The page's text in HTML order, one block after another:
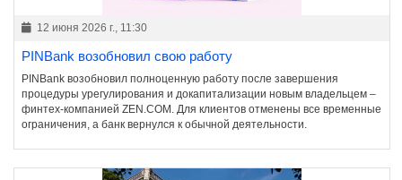
12 июня 2026 г., 11:30
PINBank возобновил свою работу
PINBank возобновил полноценную работу после завершения
процедуры урегулирования и докапитализации новым владельцем –
финтех-компанией ZEN.COM. Для клиентов отменены все временные
ограничения, а банк вернулся к обычной деятельности.